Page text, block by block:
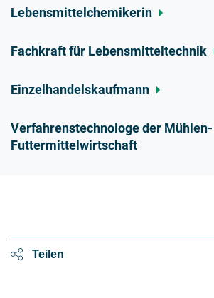
Lebensmittelchemikerin
Fachkraft für Lebensmitteltechnik
Einzelhandelskaufmann
Verfahrenstechnologe der Mühlen-
Futtermittelwirtschaft
Teilen